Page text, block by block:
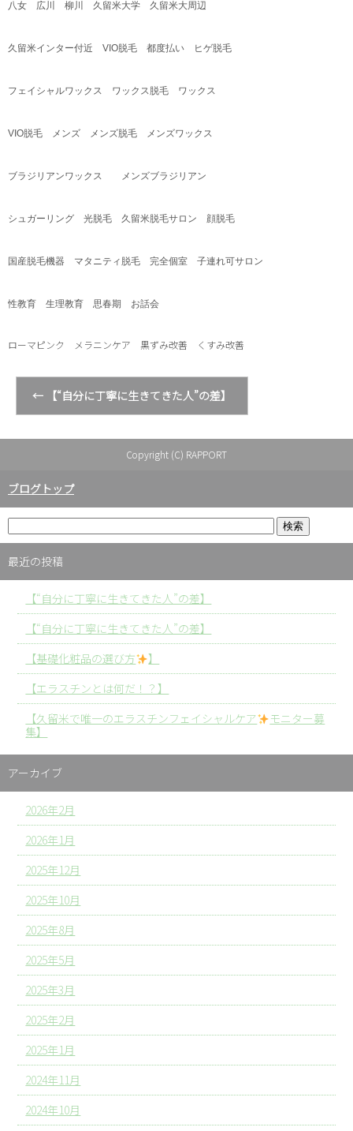
八女 広川 柳川 久留米大学 久留米大周辺
久留米インター付近 VIO脱毛 都度払い ヒゲ脱毛
フェイシャルワックス ワックス脱毛 ワックス
VIO脱毛 メンズ メンズ脱毛 メンズワックス
ブラジリアンワックス メンズブラジリアン
シュガーリング 光脱毛 久留米脱毛サロン 顔脱毛
国産脱毛機器 マタニティ脱毛 完全個室 子連れ可サロン
性教育 生理教育 思春期 お話会
ローマピンク メラニンケア 黒ずみ改善 くすみ改善
← 【“自分に丁寧に生きてきた人”の差】
Copyright (C) RAPPORT
ブログトップ
最近の投稿
【“自分に丁寧に生きてきた人”の差】
【“自分に丁寧に生きてきた人”の差】
【基礎化粧品の選び方
】
【エラスチンとは何だ！？】
【久留米で唯一のエラスチンフェイシャルケア
モニター募
集】
アーカイブ
2026年2月
2026年1月
2025年12月
2025年10月
2025年8月
2025年5月
2025年3月
2025年2月
2025年1月
2024年11月
2024年10月